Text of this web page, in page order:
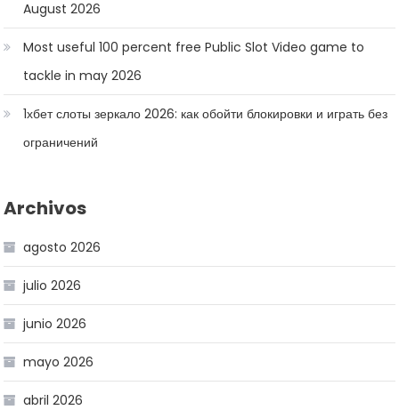
August 2026
Most useful 100 percent free Public Slot Video game to
tackle in may 2026
1хбет слоты зеркало 2026: как обойти блокировки и играть без
ограничений
Archivos
agosto 2026
julio 2026
junio 2026
mayo 2026
abril 2026